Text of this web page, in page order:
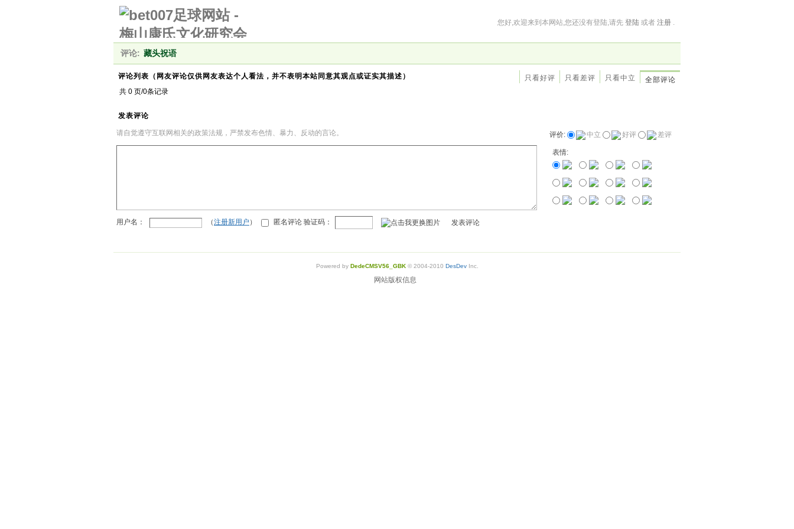
您好,欢迎来到本网站,您还没有登陆,请先 登陆 或者 注册 .
评论: 藏头祝语
评论列表（网友评论仅供网友表达个人看法，并不表明本站同意其观点或证实其描述） 只看好评 只看差评 只看中立
全部评论
共 0 页/0条记录
发表评论
请自觉遵守互联网相关的政策法规，严禁发布色情、暴力、反动的言论。 评价: 中立 好评 差评
表情:
用户名： （注册新用户 ） 匿名评论 验证码： 发表评论
Powered by DedeCMSV56_GBK© 2004-2010 DesDevInc.
网站版权信息